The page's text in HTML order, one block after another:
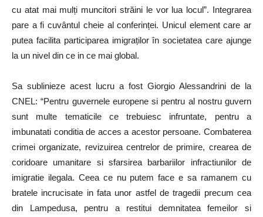
cu atat mai mulți muncitori străini le vor lua locul”. Integrarea
pare a fi cuvântul cheie al conferinței. Unicul element care ar
putea facilita participarea imigraților în societatea care ajunge
la un nivel din ce in ce mai global.
Sa sublinieze acest lucru a fost Giorgio Alessandrini de la
CNEL: “Pentru guvernele europene si pentru al nostru guvern
sunt multe tematicile ce trebuiesc infruntate, pentru a
imbunatati conditia de acces a acestor persoane. Combaterea
crimei organizate, revizuirea centrelor de primire, crearea de
coridoare umanitare si sfarsirea barbariilor infractiunilor de
imigratie ilegala. Ceea ce nu putem face e sa ramanem cu
bratele incrucisate in fata unor astfel de tragedii precum cea
din Lampedusa, pentru a restitui demnitatea femeilor si